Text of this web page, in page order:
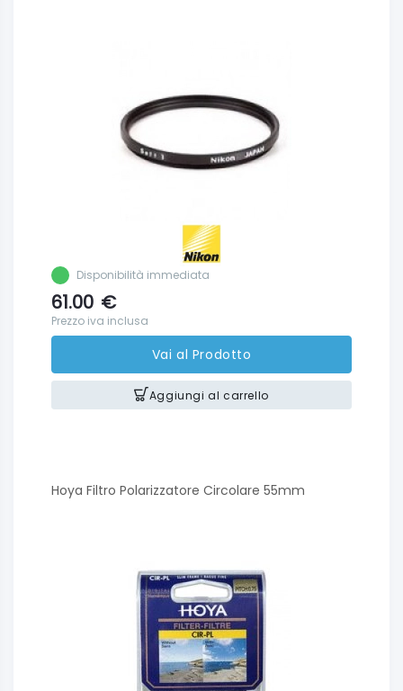
Disponibilità immediata
61.00 €
Prezzo iva inclusa
Vai al Prodotto
Aggiungi al carrello
Hoya Filtro Polarizzatore Circolare 55mm